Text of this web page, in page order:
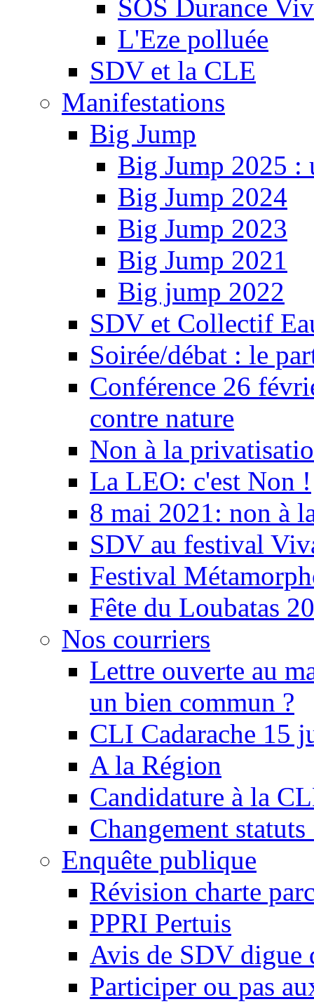
SOS Durance
L'Eze polluée
SDV et la CLE
Manifestations
Big Jump
Big Jump 2025 :
Big Jump 2024
Big Jump 2023
Big Jump 2021
Big jump 2022
SDV et Collectif
Soirée/débat : le
Conférence 26
contre nature
Non à la
La LEO: c'est Non !
8 mai 2021: non à
SDV au festival
Festival
Fête du Loubatas
Nos courriers
Lettre ouverte au
un bien commun ?
CLI Cadarache 15
A la Région
Candidature à la
Changement
Enquête publique
Révision charte
PPRI Pertuis
Avis de SDV digue
Participer ou pas